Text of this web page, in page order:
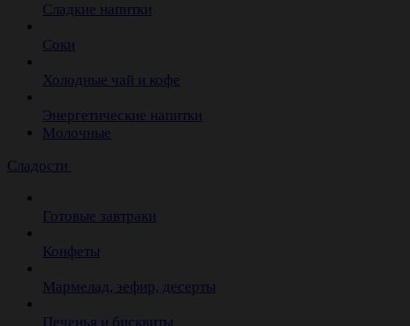
Сладкие напитки
Соки
Холодные чай и кофе
Энергетические напитки
Молочные
Сладости
Готовые завтраки
Конфеты
Мармелад, зефир, десерты
Печенья и бисквиты